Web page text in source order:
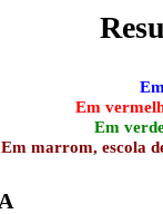
Em
Em
Em marrom, escola